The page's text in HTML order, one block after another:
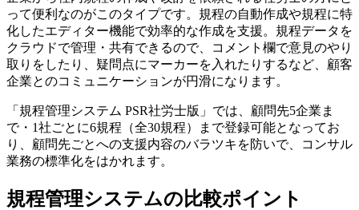
って便利なのがこのタイプです。規程の自動作成や規程に特
化したエディター機能で効率的な作成を支援。規程データを
クラウドで管理・共有できるので、コメント欄で意見のやり
取りをしたり、疑問点にマーカーを入れたりするなど、顧客
企業とのコミュニケーションが円滑になります。
「規程管理システム PSR社労士版」では、顧問先5企業ま
で・1社ごとに6規程（全30規程）まで登録可能となってお
り、顧問先ごとへの支援内容のバラツキを防いで、コンサル
業務の標準化をはかれます。
規程管理システムの比較ポイント